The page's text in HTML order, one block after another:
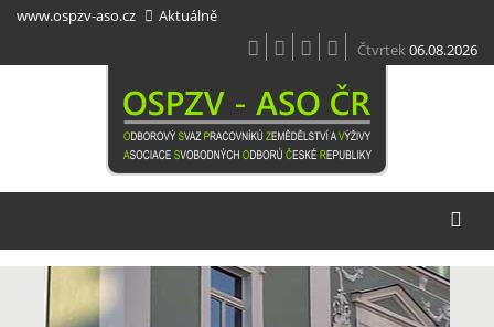
Přejít
obsahu
www.ospzv-aso.cz
Aktuálně
Čtvrtek06.08.2026